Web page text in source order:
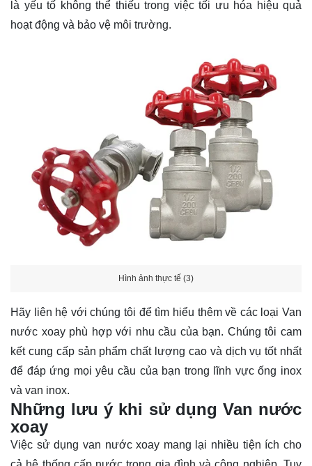
là yếu tố không thể thiếu trong việc tối ưu hóa hiệu quả
hoạt động và bảo vệ môi trường.
Hình ảnh thực tế (3)
Hãy liên hệ với chúng tôi để tìm hiểu thêm về các loại Van
nước xoay phù hợp với nhu cầu của bạn. Chúng tôi cam
kết cung cấp sản phẩm chất lượng cao và dịch vụ tốt nhất
để đáp ứng mọi yêu cầu của bạn trong lĩnh vực ống inox
và van inox.
Những lưu ý khi sử dụng Van nước
xoay
Việc sử dụng van nước xoay mang lại nhiều tiện ích cho